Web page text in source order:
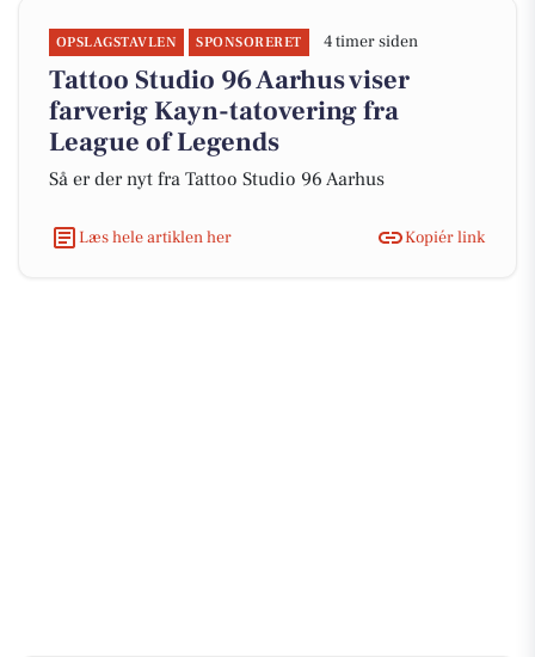
OPSLAGSTAVLEN SPONSORERET 4 timer siden
Tattoo Studio 96 Aarhus viser
farverig Kayn-tatovering fra
League of Legends
Så er der nyt fra Tattoo Studio 96 Aarhus
Læs hele artiklen her Kopiér link